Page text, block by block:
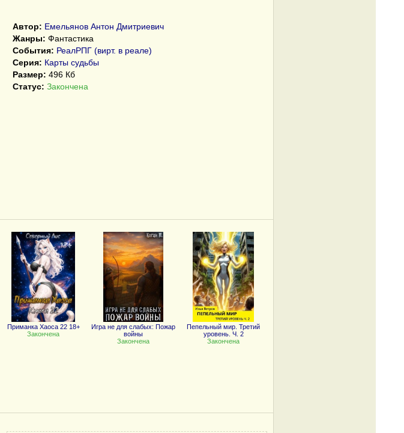
Автор: Емельянов Антон Дмитриевич
Жанры: Фантастика
События: РеалРПГ (вирт. в реале)
Серия: Карты судьбы
Размер: 496 Кб
Статус: Закончена
Приманка Хаоса 22 18+
Закончена
Игра не для слабых: Пожар
войны
Закончена
Пепельный мир. Третий
уровень. Ч. 2
Закончена